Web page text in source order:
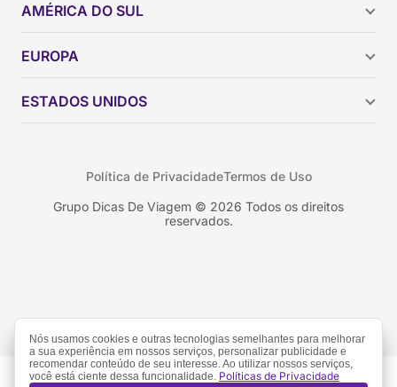
AMÉRICA DO SUL
Brasil
Colômbia
EUROPA
ESTADOS UNIDOS
Nova York
Grupo Dicas De Viagem © 2026 Todos os direitos
reservados.
Política de PrivacidadeTermos de Uso
Nós usamos cookies e outras tecnologias semelhantes para melhorar
a sua experiência em nossos serviços, personalizar publicidade e
recomendar conteúdo de seu interesse. Ao utilizar nossos serviços,
você está ciente dessa funcionalidade. Políticas de Privacidade